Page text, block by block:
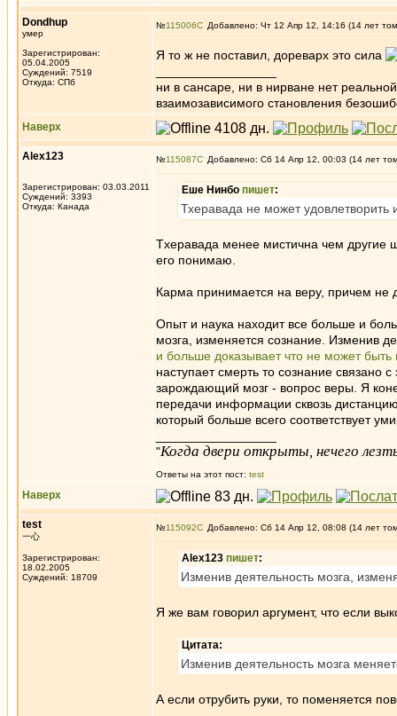
Dondhup
умер
Зарегистрирован:
05.04.2005
Суждений: 7519
Откуда: СПб
№115006 Добавлено: Чт 12 Апр 12, 14:16 (14 лет
Я то ж не поставил, дореварх это сила
ни в сансаре, ни в нирване нет
взаимозависимого становления
Наверх
Alex123
Зарегистрирован: 03.03.2011
Суждений: 3393
Откуда: Канада
№115087 Добавлено: Сб 14 Апр 12, 00:03 (14 лет
Еше Нинбо пишет:
Тхеравада не может
Tхеравада менее мистична чем
его понимаю.
Карма принимается на веру, причем не
Опыт и наука находит все больше и
мозга, изменяется сознание. Изменив
и больше доказывает что не может
наступает смерть то сознание
зарождающий мозг - вопрос веры. Я
передачи информации сквозь
который больше всего соответствует
"Когда двери открыты, нечего
Ответы на этот пост: test
Наверх
test
一心
Зарегистрирован:
18.02.2005
Суждений: 18709
№115092 Добавлено: Сб 14 Апр 12, 08:08 (14 лет
Alex123 пишет:
Изменив деятельность мозга,
Я же вам говорил аргумент, что если
Цитата:
Изменив деятельность мозга
А если отрубить руки, то поменяется